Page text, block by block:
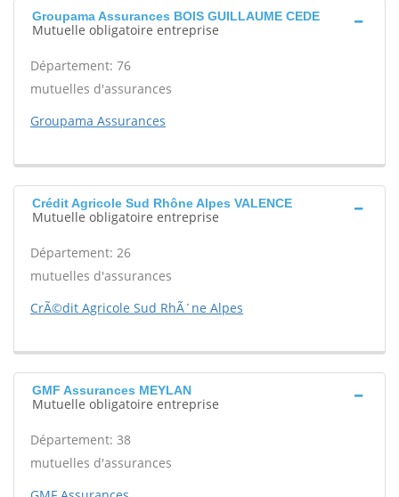
Groupama Assurances BOIS GUILLAUME CEDE
Mutuelle obligatoire entreprise
Département: 76
mutuelles d'assurances
Groupama Assurances
Crédit Agricole Sud Rhône Alpes VALENCE
Mutuelle obligatoire entreprise
Département: 26
mutuelles d'assurances
CrÃ©dit Agricole Sud RhÃ´ne Alpes
GMF Assurances MEYLAN
Mutuelle obligatoire entreprise
Département: 38
mutuelles d'assurances